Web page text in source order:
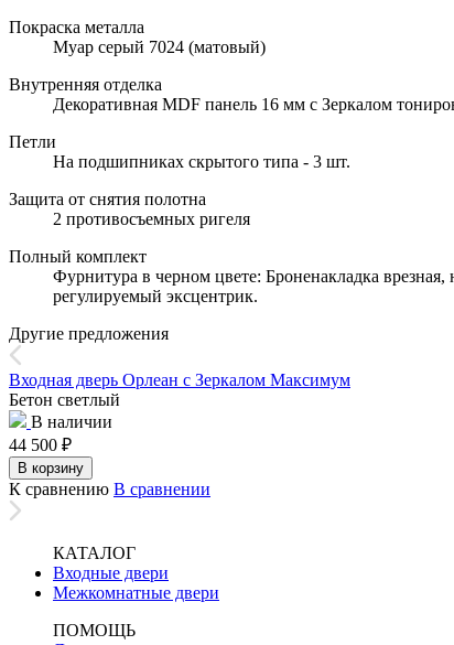
Покраска металла
Муар серый 7024 (матовый)
Внутренняя отделка
Декоративная MDF панель 16 мм с Зеркалом
Петли
На подшипниках скрытого типа - 3 шт.
Защита от снятия полотна
2 противосъемных ригеля
Полный комплект
Фурнитура в черном цвете: Броненакладка
регулируемый эксцентрик.
Другие предложения
Входная дверь Орлеан с Зеркалом Максимум
Бетон светлый
В наличии
44 500 ₽
В корзину
К сравнению В сравнении
КАТАЛОГ
Входные двери
Межкомнатные двери
ПОМОЩЬ